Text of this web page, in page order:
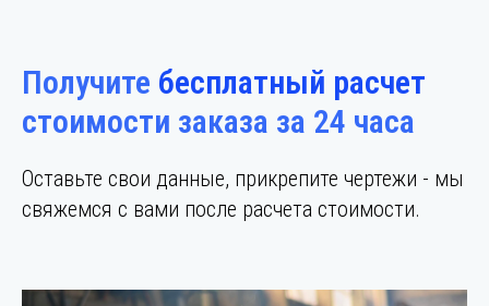
Получите бесплатный расчет
стоимости заказа за 24 часа
Оставьте свои данные, прикрепите чертежи - мы
свяжемся с вами после расчета стоимости.